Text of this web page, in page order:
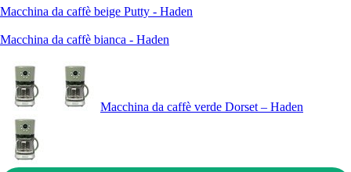
Macchina da caffè beige Putty - Haden
Macchina da caffè bianca - Haden
Macchina da caffè verde Dorset – Haden